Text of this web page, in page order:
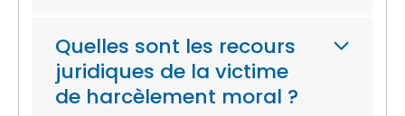
Quelles sont les recours
juridiques de la victime
de harcèlement moral ?